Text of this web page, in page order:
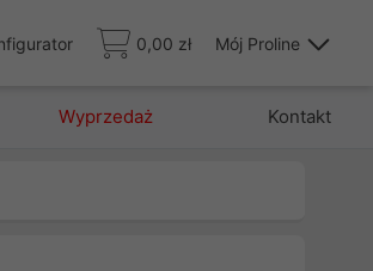
0,00 zł Mój Proline
Wyprzedaż Kontakt